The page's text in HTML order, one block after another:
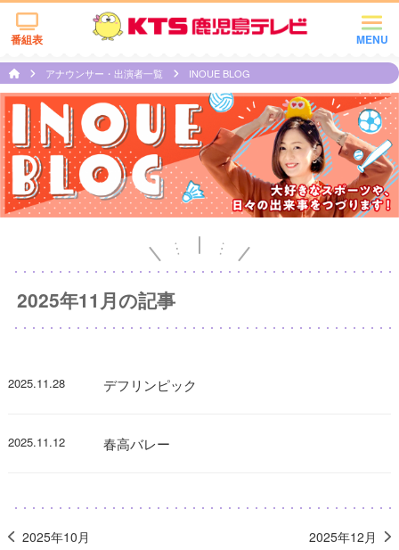
MENU
番組表
アナウンサー・出演者一覧 INOUE BLOG
2025年11月の記事
2025.11.28 デフリンピック
2025.11.12 春高バレー
2025年10月 2025年12月